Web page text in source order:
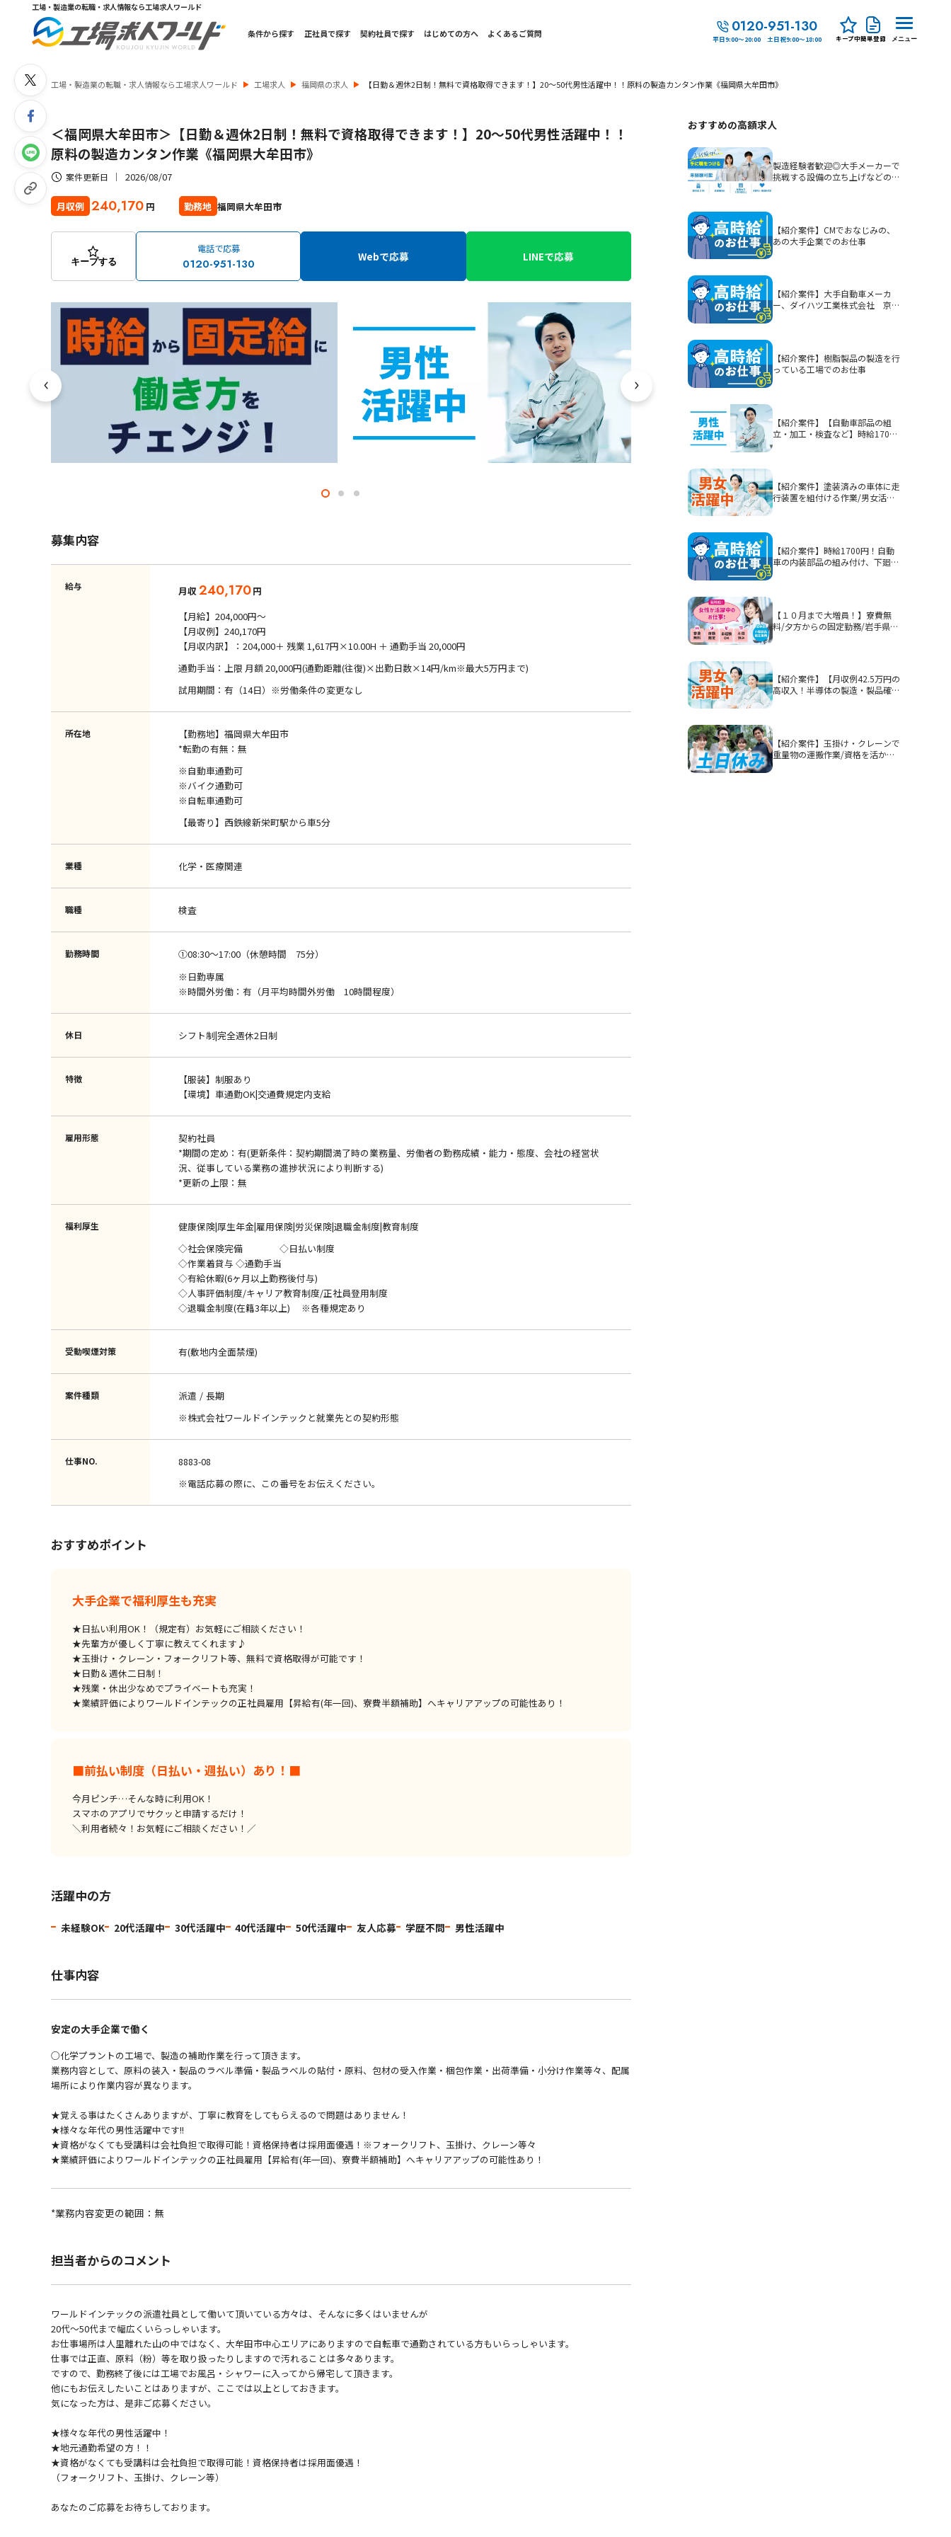
工場・製造業の転職・求人情報なら工場求人ワールド
条件から探す 正社員で探す 契約社員で探す はじめての方へ よくあるご質問 0120-951-130
平日9:00～20:00 土日祝9:00～18:00 キープ中簡単登録 メニュー
工場・製造業の転職・求人情報なら工場求人ワールド 工場求人 福岡県の求人 【日勤＆週休2日制！無料で資格取得できます！】20～50代男性活躍中！！原料の製造カンタン作業《福岡県大牟田市》
＜福岡県大牟田市＞【日勤＆週休2日制！無料で資格取得できます！】20～50代男性活躍中！！
原料の製造カンタン作業《福岡県大牟田市》
案件更新日 2026/08/07
月収例 240,170 円 勤務地 福岡県大牟田市
キープする
電話で応募
0120-951-130 Webで応募 LINEで応募
募集内容
給与 月収 240,170円
【月給】204,000円～
【月収例】240,170円
【月収内訳】：204,000＋ 残業 1,617円×10.00H ＋ 通勤手当 20,000円
通勤手当：上限 月額 20,000円(通勤距離(往復)×出勤日数×14円/km※最大5万円まで)
試用期間：有（14日）※労働条件の変更なし
所在地
【勤務地】福岡県大牟田市
*転勤の有無：無
※自動車通勤可
※バイク通勤可
※自転車通勤可
【最寄り】西鉄線新栄町駅から車5分
業種 化学・医療関連
職種 検査
勤務時間
①08:30～17:00（休憩時間 75分）
※日勤専属
※時間外労働：有（月平均時間外労働 10時間程度）
休日 シフト制|完全週休2日制
特徴
【服装】制服あり
【環境】車通勤OK|交通費規定内支給
雇用形態
契約社員
*期間の定め：有(更新条件：契約期間満了時の業務量、労働者の勤務成績・能力・態度、会社の経営状
況、従事している業務の進捗状況により判断する)
*更新の上限：無
福利厚生
健康保険|厚生年金|雇用保険|労災保険|退職金制度|教育制度
◇社会保険完備 ◇日払い制度
◇作業着貸与 ◇通勤手当
◇有給休暇(6ヶ月以上勤務後付与)
◇人事評価制度/キャリア教育制度/正社員登用制度
◇退職金制度(在籍3年以上) ※各種規定あり
受動喫煙対策 有(敷地内全面禁煙)
案件種類 派遣
長期
※株式会社ワールドインテックと就業先との契約形態
仕事NO.
8883-08
※電話応募の際に、この番号をお伝えください。
おすすめポイント
大手企業で福利厚生も充実
★日払い利用OK！（規定有）お気軽にご相談ください！
★先輩方が優しく丁寧に教えてくれます♪
★玉掛け・クレーン・フォークリフト等、無料で資格取得が可能です！
★日勤＆週休二日制！
★残業・休出少なめでプライベートも充実！
★業績評価によりワールドインテックの正社員雇用【昇給有(年一回)、寮費半額補助】へキャリアアップの可能性あり！
■前払い制度（日払い・週払い）あり！■
今月ピンチ…そんな時に利用OK！
スマホのアプリでサクッと申請するだけ！
＼利用者続々！お気軽にご相談ください！／
活躍中の方
未経験OK 20代活躍中 30代活躍中 40代活躍中 50代活躍中 友人応募 学歴不問 男性活躍中
仕事内容
安定の大手企業で働く
○化学プラントの工場で、製造の補助作業を行って頂きます。
業務内容として、原料の装入・製品のラベル準備・製品ラベルの貼付・原料、包材の受入作業・梱包作業・出荷準備・小分け作業等々、配属
場所により作業内容が異なります。
★覚える事はたくさんありますが、丁寧に教育をしてもらえるので問題はありません！
★様々な年代の男性活躍中です!!
★資格がなくても受講料は会社負担で取得可能！資格保持者は採用面優遇！※フォークリフト、玉掛け、クレーン等々
★業績評価によりワールドインテックの正社員雇用【昇給有(年一回)、寮費半額補助】へキャリアアップの可能性あり！
*業務内容変更の範囲：無
担当者からのコメント
ワールドインテックの派遣社員として働いて頂いている方々は、そんなに多くはいませんが
20代～50代まで幅広くいらっしゃいます。
お仕事場所は人里離れた山の中ではなく、大牟田市中心エリアにありますので自転車で通勤されている方もいらっしゃいます。
仕事では正直、原料（粉）等を取り扱ったりしますので汚れることは多々あります。
ですので、勤務終了後には工場でお風呂・シャワーに入ってから帰宅して頂きます。
他にもお伝えしたいことはありますが、ここでは以上としておきます。
気になった方は、是非ご応募ください。
★様々な年代の男性活躍中！
★地元通勤希望の方！！
★資格がなくても受講料は会社負担で取得可能！資格保持者は採用面優遇！
（フォークリフト、玉掛け、クレーン等）
あなたのご応募をお待ちしております。
おすすめの高額求人
製造経験者歓迎◎大手メーカーで
挑戦する設備の立ち上げなどの生
【紹介案件】CMでおなじみの、
あの大手企業でのお仕事
【紹介案件】大手自動車メーカ
ー、ダイハツ工業株式会社 京都
【紹介案件】樹脂製品の製造を行
っている工場でのお仕事
【紹介案件】【自動車部品の組
立・加工・検査など】時給1700
【紹介案件】塗装済みの車体に走
行装置を組付ける作業/男女活躍
【紹介案件】時給1700円！自動
車の内装部品の組み付け、下廻り
【１０月まで大増員！】寮費無
料/夕方からの固定勤務/岩手県釜
【紹介案件】【月収例42.5万円の
高収入！半導体の製造・製品確
躍【紹介案件】玉掛け・クレーンで
重量物の運搬作業/資格を活かし